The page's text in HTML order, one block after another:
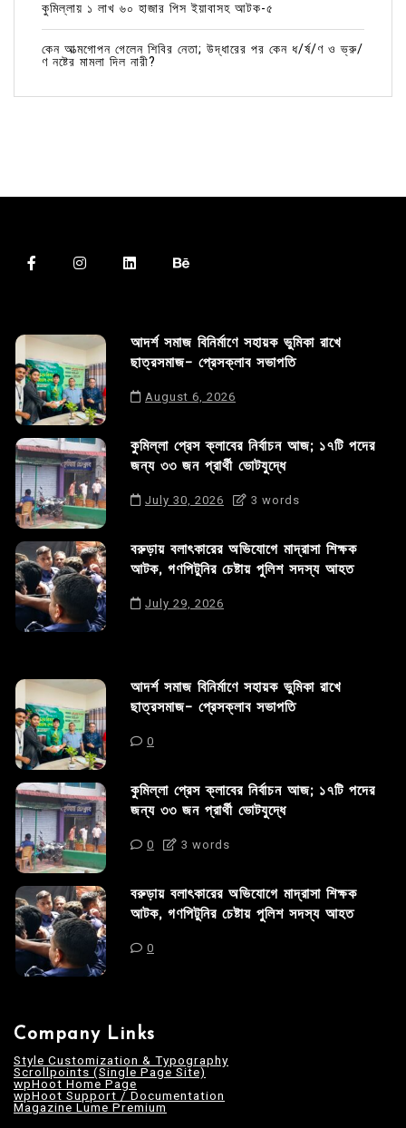
কুমিল্লায় ১ লাখ ৬০ হাজার পিস ইয়াবাসহ আটক-৫
কেন আত্মগোপন গেলেন শিবির নেতা; উদ্ধারের পর কেন ধ/র্ষ/ণ ও ভ্রু/
ণ নষ্টের মামলা দিল নারী?
আদর্শ সমাজ বিনির্মাণে সহায়ক ভুমিকা রাখে
ছাত্রসমাজ- প্রেসক্লাব সভাপতি
August 6, 2026
কুমিল্লা প্রেস ক্লাবের নির্বাচন আজ; ১৭টি পদের
জন্য ৩৩ জন প্রার্থী ভোটযুদ্ধে
July 30, 2026 3 words
বরুড়ায় বলাৎকারের অভিযোগে মাদ্রাসা শিক্ষক
আটক, গণপিটুনির চেষ্টায় পুলিশ সদস্য আহত
July 29, 2026
আদর্শ সমাজ বিনির্মাণে সহায়ক ভুমিকা রাখে
ছাত্রসমাজ- প্রেসক্লাব সভাপতি
0
কুমিল্লা প্রেস ক্লাবের নির্বাচন আজ; ১৭টি পদের
জন্য ৩৩ জন প্রার্থী ভোটযুদ্ধে
0 3 words
বরুড়ায় বলাৎকারের অভিযোগে মাদ্রাসা শিক্ষক
আটক, গণপিটুনির চেষ্টায় পুলিশ সদস্য আহত
0
Company Links
Style Customization & Typography
Scrollpoints (Single Page Site)
wpHoot Home Page
wpHoot Support / Documentation
Magazine Lume Premium